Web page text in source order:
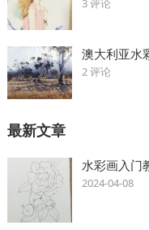
3 评论
澳大利亚水
2 评论
最新文章
水彩画入门
2024-04-08